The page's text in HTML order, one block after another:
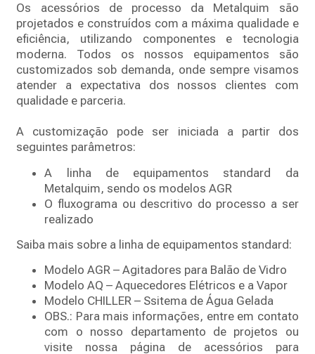
Os acessórios de processo da Metalquim são
projetados e construídos com a máxima qualidade e
eficiência, utilizando componentes e tecnologia
moderna. Todos os nossos equipamentos são
customizados sob demanda, onde sempre visamos
atender a expectativa dos nossos clientes com
qualidade e parceria.
A customização pode ser iniciada a partir dos
seguintes parâmetros:
A linha de equipamentos standard da
Metalquim, sendo os modelos AGR
O fluxograma ou descritivo do processo a ser
realizado
Saiba mais sobre a linha de equipamentos standard:
Modelo AGR – Agitadores para Balão de Vidro
Modelo AQ – Aquecedores Elétricos e a Vapor
Modelo CHILLER – Ssitema de Água Gelada
OBS.: Para mais informações, entre em contato
com o nosso departamento de projetos ou
visite nossa página de acessórios para